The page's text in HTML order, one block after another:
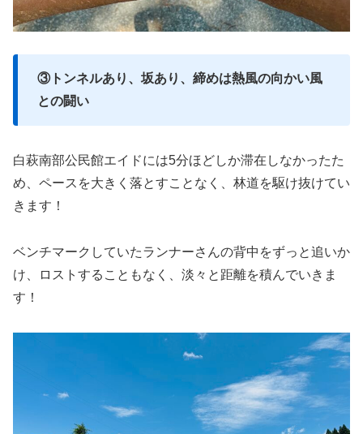
③トンネルあり、坂あり、締めは熱風の向かい風
との闘い
白萩南部公民館エイドには5分ほどしか滞在しなかったた
め、ペースを大きく落とすことなく、林道を駆け抜けてい
きます！
ベンチマークしていたランナーさんの背中をずっと追いか
け、ロストすることもなく、淡々と距離を積んでいきま
す！